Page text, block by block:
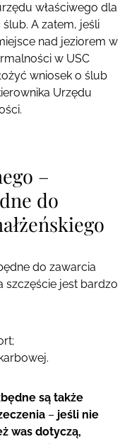
właściwego dla
A zatem, jeśli
nad jeziorem w
w USC
wniosek o ślub
Urzędu
–
do
do zawarcia
szczęście jest bardzo
są także
– jeśli nie
was dotyczą,